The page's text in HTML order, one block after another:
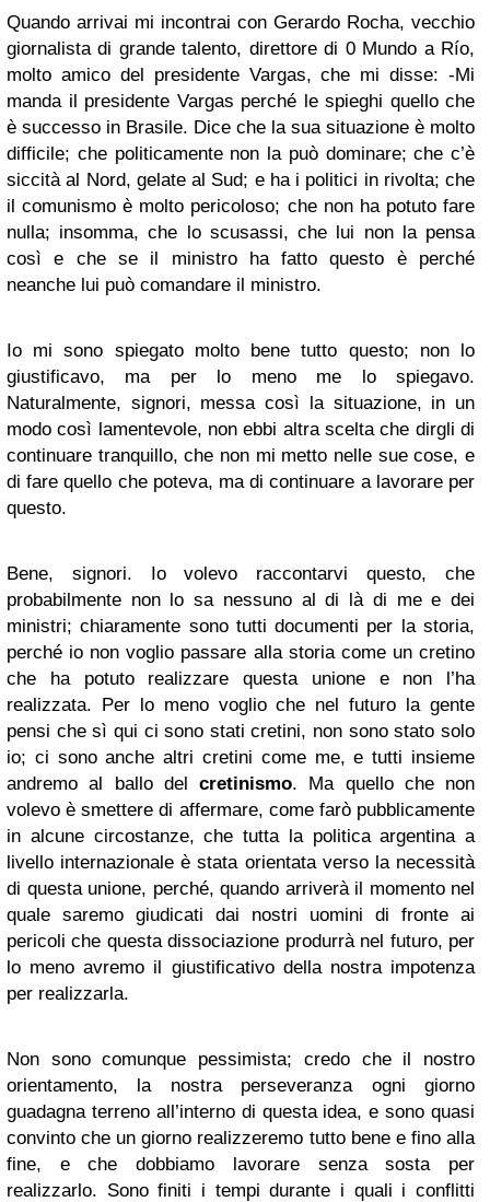
Quando arrivai mi incontrai con Gerardo Rocha, vecchio
giornalista di grande talento, direttore di 0 Mundo a Río,
molto amico del presidente Vargas, che mi disse: -Mi
manda il presidente Vargas perché le spieghi quello che
è successo in Brasile. Dice che la sua situazione è molto
difficile; che politicamente non la può dominare; che c’è
siccità al Nord, gelate al Sud; e ha i politici in rivolta; che
il comunismo è molto pericoloso; che non ha potuto fare
nulla; insomma, che lo scusassi, che lui non la pensa
così e che se il ministro ha fatto questo è perché
neanche lui può comandare il ministro.
Io mi sono spiegato molto bene tutto questo; non lo
giustificavo, ma per lo meno me lo spiegavo.
Naturalmente, signori, messa così la situazione, in un
modo così lamentevole, non ebbi altra scelta che dirgli di
continuare tranquillo, che non mi metto nelle sue cose, e
di fare quello che poteva, ma di continuare a lavorare per
questo.
Bene, signori. Io volevo raccontarvi questo, che
probabilmente non lo sa nessuno al di là di me e dei
ministri; chiaramente sono tutti documenti per la storia,
perché io non voglio passare alla storia come un cretino
che ha potuto realizzare questa unione e non l’ha
realizzata. Per lo meno voglio che nel futuro la gente
pensi che sì qui ci sono stati cretini, non sono stato solo
io; ci sono anche altri cretini come me, e tutti insieme
andremo al ballo del cretinismo. Ma quello che non
volevo è smettere di affermare, come farò pubblicamente
in alcune circostanze, che tutta la politica argentina a
livello internazionale è stata orientata verso la necessità
di questa unione, perché, quando arriverà il momento nel
quale saremo giudicati dai nostri uomini di fronte ai
pericoli che questa dissociazione produrrà nel futuro, per
lo meno avremo il giustificativo della nostra impotenza
per realizzarla.
Non sono comunque pessimista; credo che il nostro
orientamento, la nostra perseveranza ogni giorno
guadagna terreno all’interno di questa idea, e sono quasi
convinto che un giorno realizzeremo tutto bene e fino alla
fine, e che dobbiamo lavorare senza sosta per
realizzarlo. Sono finiti i tempi durante i quali i conflitti